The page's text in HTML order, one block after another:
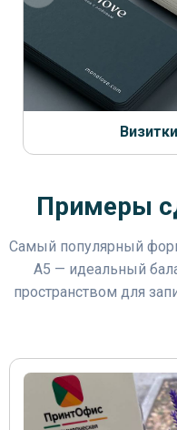
Визитки
Примеры
Самый популярный
А5 — идеальный
пространством для